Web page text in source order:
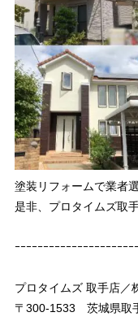
塗装リフォームで業者
是非、プロタイムズ取
ｰｰｰｰｰｰｰｰｰｰｰｰｰｰｰｰｰｰｰｰｰ
プロタイムズ 取手店／
〒300-1533 茨城県取